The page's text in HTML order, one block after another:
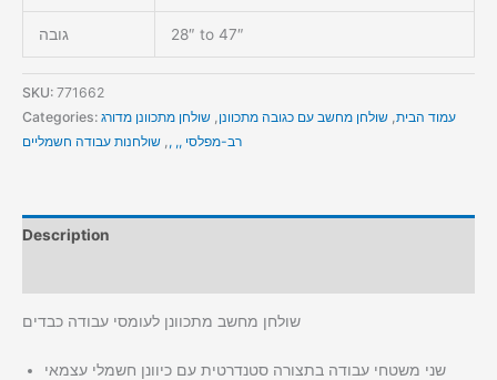
גובה 28″ to 47″
SKU: 771662
Categories:
עמוד הבית, שולחן מחשב עם כגובה מתכוונן, שולחן מתכוונן מדורג
רב-מפלסי ,, ,, שולחנות עבודה חשמליים
Description
שולחן מחשב מתכוונן לעומסי עבודה כבדים
שני משטחי עבודה בתצורה סטנדרטית עם כיוונן חשמלי עצמאי